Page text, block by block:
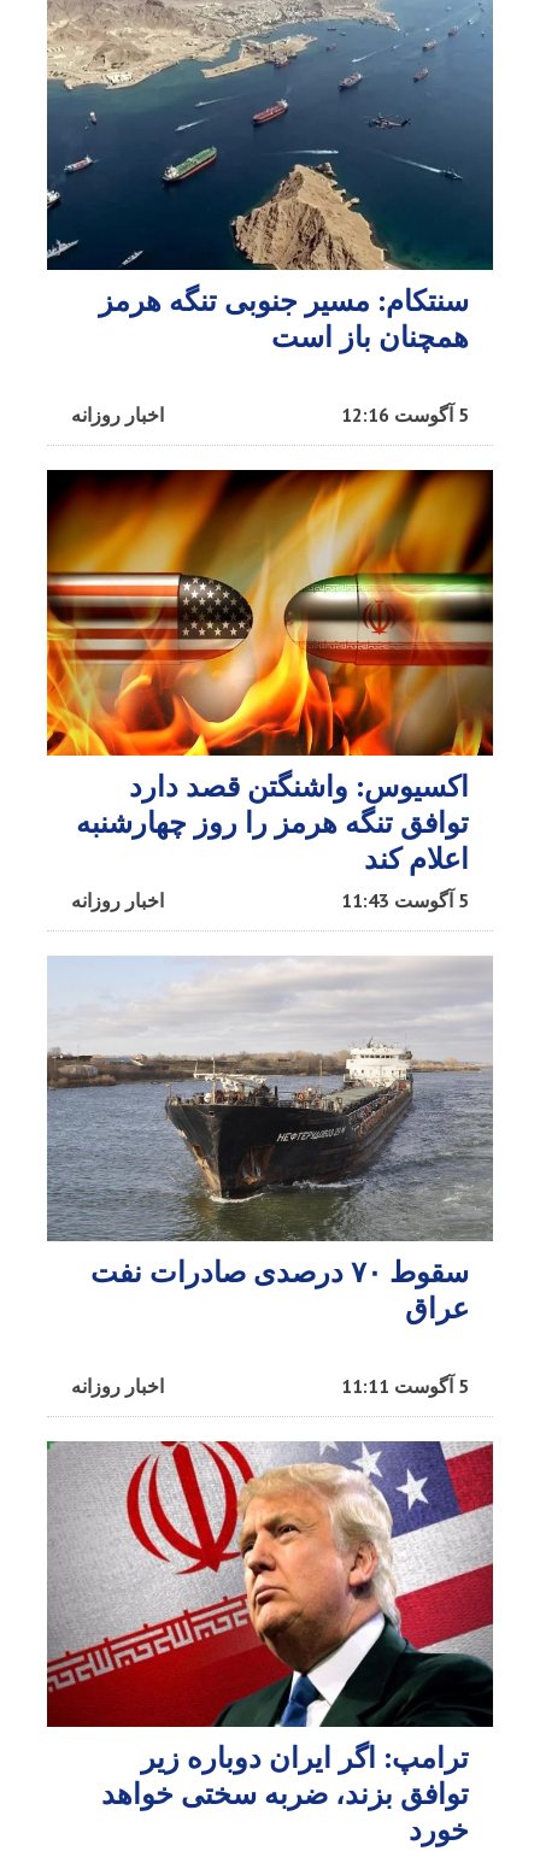
سنتکام: مسیر جنوبی تنگه هرمز
همچنان باز است
اخبار روزانه 5 آگوست 12:16
اکسیوس: واشنگتن قصد دارد
توافق تنگه هرمز را روز چهارشنبه
اعلام کند
اخبار روزانه 5 آگوست 11:43
سقوط ۷۰ درصدی صادرات نفت
عراق
اخبار روزانه 5 آگوست 11:11
ترامپ: اگر ایران دوباره زیر
توافق بزند، ضربه سختی خواهد
خورد